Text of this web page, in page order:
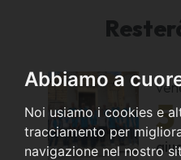
Abbiamo a
Noi usiamo i cookies e
tracciamento per
navigazione nel nostro
5